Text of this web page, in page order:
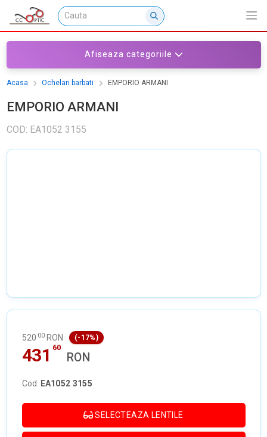
Afiseaza categoriile
Acasa Ochelari barbati EMPORIO ARMANI
EMPORIO ARMANI
COD: EA1052 3155
520 00 RON (-17%)
431 60
RON
Cod: EA1052 3155
SELECTEAZA LENTILE